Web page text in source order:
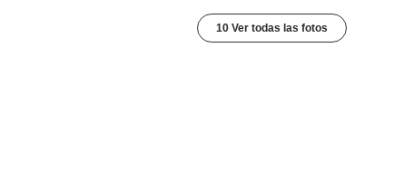
10 Ver todas las fotos